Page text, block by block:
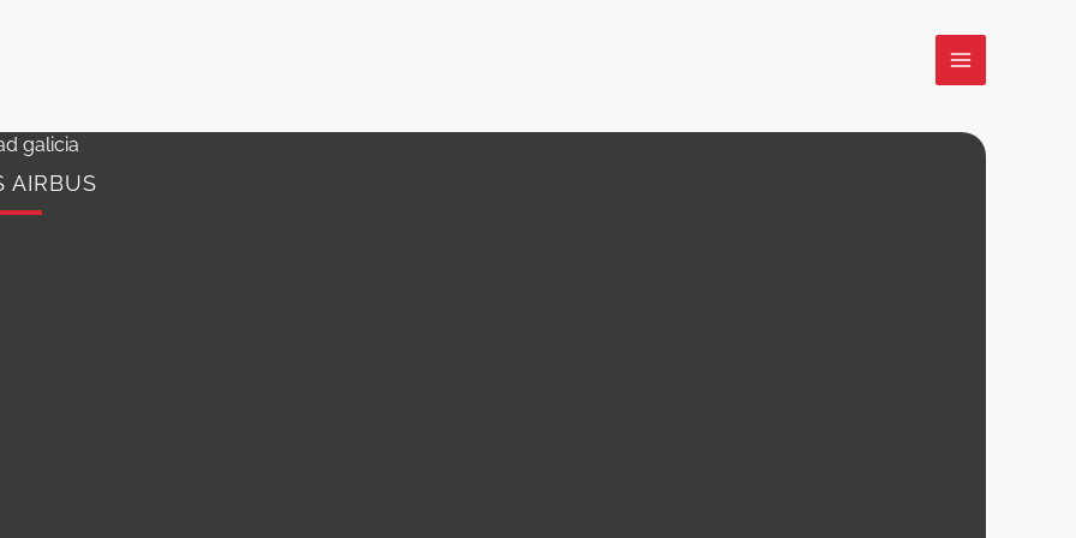
galicia
AIRBUS